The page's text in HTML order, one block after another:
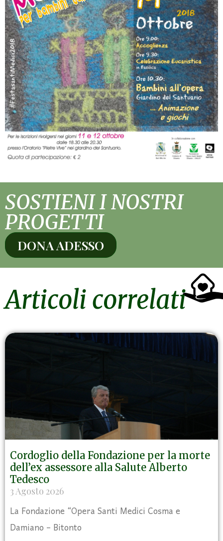
SOSTIENI I NOSTRI
PROGETTI
DONA ADESSO
Articoli correlati
Cordoglio della Fondazione per la morte
dell’ex assessore alla Salute Alberto
Tedesco
3 Agosto 2026
La Fondazione “Opera Santi Medici Cosma e
Damiano – Bitonto